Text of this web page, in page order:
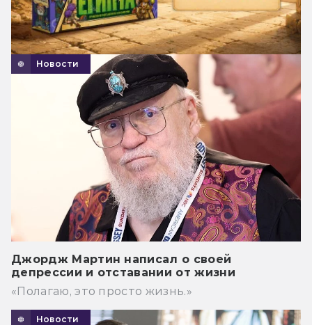
Новости
Джордж Мартин написал о своей
депрессии и отставании от жизни
«Полагаю, это просто жизнь.»
Новости